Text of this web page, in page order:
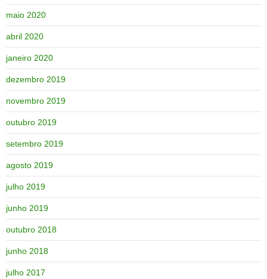
maio 2020
abril 2020
janeiro 2020
dezembro 2019
novembro 2019
outubro 2019
setembro 2019
agosto 2019
julho 2019
junho 2019
outubro 2018
junho 2018
julho 2017